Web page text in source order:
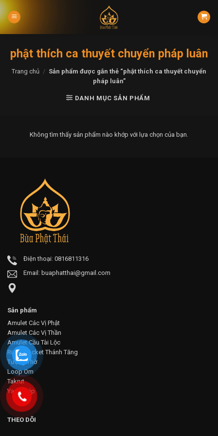
Skip
to
content
phật thích ca thuyết chuyển pháp luân
Trang chủ / Sản phẩm được gắn thẻ “phật thích ca thuyết chuyển
pháp luân”
DANH MỤC SẢN PHẨM
Không tìm thấy sản phẩm nào khớp với lựa chọn của bạn.
Điện thoại: 0816811316
Email: buaphatthai@gmail.com
Sản phẩm
Amulet Các Vị Phật
Amulet Các Vị Thần
Amulet Cầu Tài Lộc
Rian - Locket Thánh Tăng
Tượng Thờ
Loop Om
Takrut
Yant Phép
THEO DÕI